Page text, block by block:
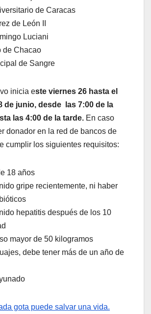
de Caracas
de León II
Luciani
de Chacao
de Sangre
inicia este viernes 26 hasta el
de junio, desde las 7:00 de la
las 4:00 de la tarde. En caso
donador en la red de bancos de
cumplir los siguientes requisitos:
18 años
gripe recientemente, ni haber
hepatitis después de los 10
mayor de 50 kilogramos
debe tener más de un año de
gota puede salvar una vida.